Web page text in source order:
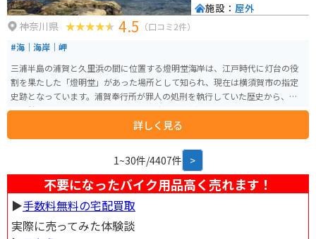
神奈川県 4.5 （口コミ2件）
#海｜海岸｜岬
三浦半島の浦賀と久里浜の間に位置する燈明堂海岸は、江戸時代に灯台の役
割を果たした「燈明堂」があった場所として知られ、現在は横須賀市の指定
史跡となっています。浦賀奉行所が罪人の処刑を執行していた歴史から、別
名「首切り場」とも呼ばれています。 京急久里浜駅から車で30分圏内という
アクセスの良さながら、三浦半島では珍しい細かい貝殻からなる白い砂浜
と、約500メートルにわたる広い浅瀬が続く穴場のスポットです。海水浴やス
ノーケリングの練習にも適しており、冬の澄んだ日には対岸の房総半島をき
れいに望むことができます。 隣接する有料駐車場のほか、バイクであれば浜
の入り口付近に停車できるスペースもあり、磯遊びや景色を楽しめる静かな
海岸です。
詳しく見る
施設： 屋外
1~30件/4407件 >
不要になったバイク用品高く売れます！
▶︎手数料無料の宅配買取
実際に売ってみた体験談